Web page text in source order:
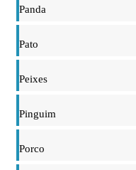
Panda
Pato
Peixes
Pinguim
Porco